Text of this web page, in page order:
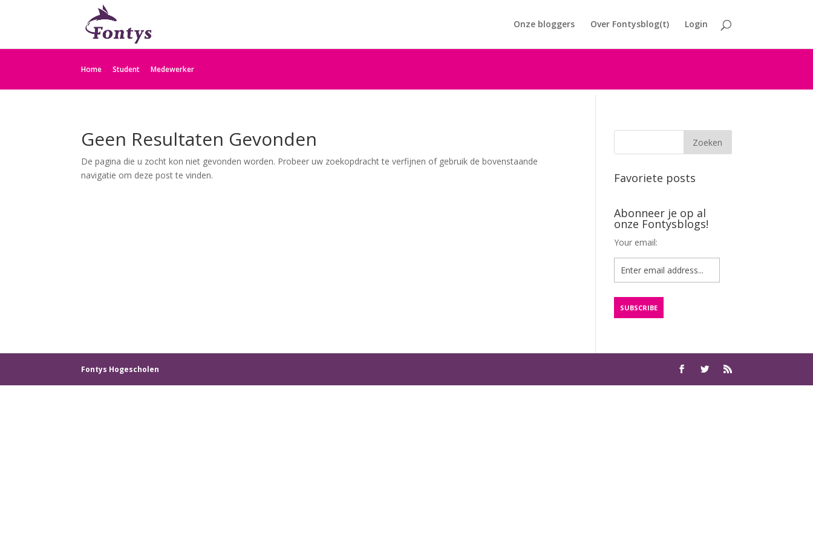
Home Student Medewerker
Onze bloggers Over Fontysblog(t) Login
Geen Resultaten Gevonden
De pagina die u zocht kon niet gevonden worden. Probeer uw zoekopdracht te verfijnen of gebruik de bovenstaande
navigatie om deze post te vinden.
Favoriete posts
Abonneer je op al
onze Fontysblogs!
Your email:
Fontys Hogescholen